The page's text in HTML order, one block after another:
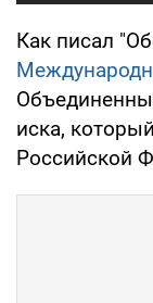
Как писал
иска,
Российской